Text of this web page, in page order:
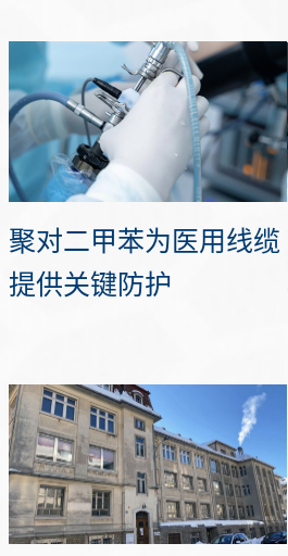
聚对二甲苯为医用线缆
提供关键防护